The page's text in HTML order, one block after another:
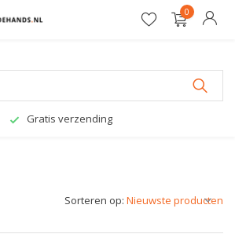
0
Gratis verzending
Sorteren op: